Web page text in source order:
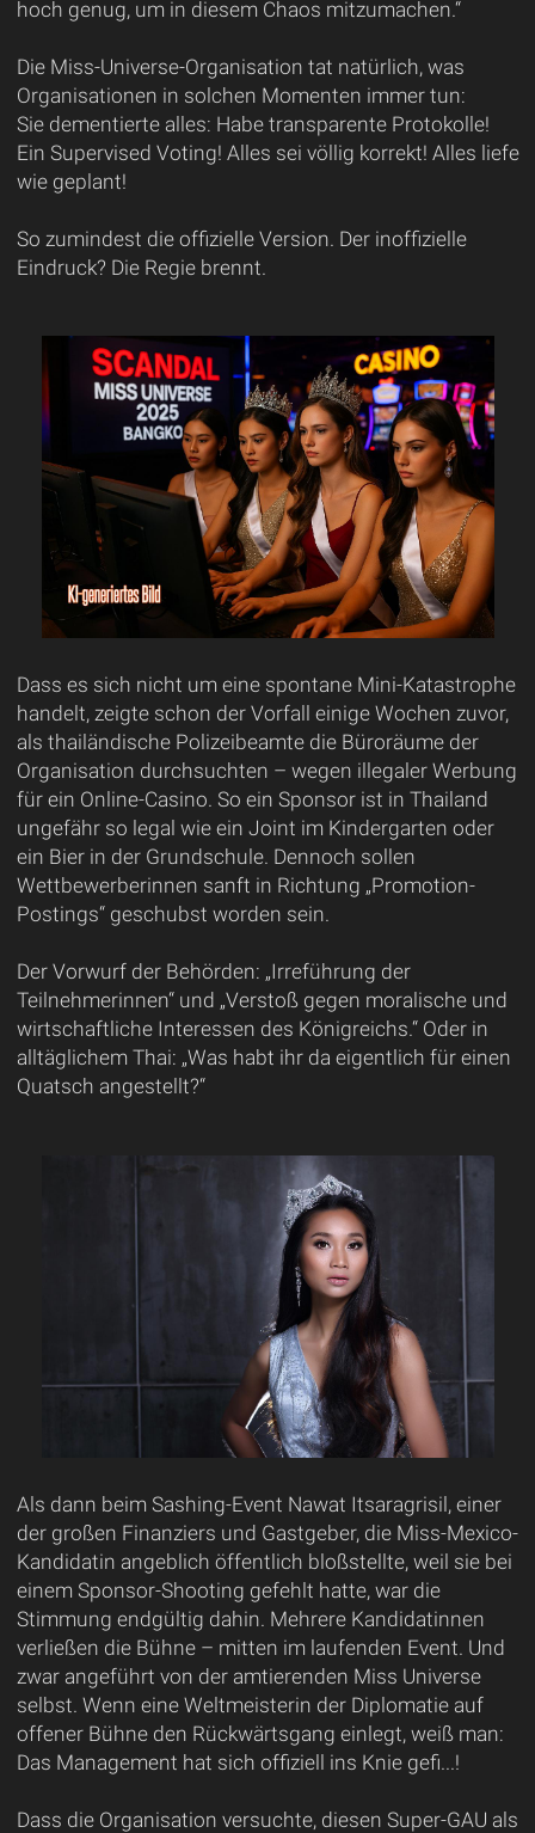
hoch genug, um in diesem Chaos mitzumachen.“
Die Miss-Universe-Organisation tat natürlich, was
Organisationen in solchen Momenten immer tun:
Sie dementierte alles: Habe transparente Protokolle!
Ein Supervised Voting! Alles sei völlig korrekt! Alles liefe
wie geplant!
So zumindest die offizielle Version. Der inoffizielle
Eindruck? Die Regie brennt.
Dass es sich nicht um eine spontane Mini-Katastrophe
handelt, zeigte schon der Vorfall einige Wochen zuvor,
als thailändische Polizeibeamte die Büroräume der
Organisation durchsuchten – wegen illegaler Werbung
für ein Online-Casino. So ein Sponsor ist in Thailand
ungefähr so legal wie ein Joint im Kindergarten oder
ein Bier in der Grundschule. Dennoch sollen
Wettbewerberinnen sanft in Richtung „Promotion-
Postings“ geschubst worden sein.
Der Vorwurf der Behörden: „Irreführung der
Teilnehmerinnen“ und „Verstoß gegen moralische und
wirtschaftliche Interessen des Königreichs.“ Oder in
alltäglichem Thai: „Was habt ihr da eigentlich für einen
Quatsch angestellt?“
Als dann beim Sashing-Event Nawat Itsaragrisil, einer
der großen Finanziers und Gastgeber, die Miss-Mexico-
Kandidatin angeblich öffentlich bloßstellte, weil sie bei
einem Sponsor-Shooting gefehlt hatte, war die
Stimmung endgültig dahin. Mehrere Kandidatinnen
verließen die Bühne – mitten im laufenden Event. Und
zwar angeführt von der amtierenden Miss Universe
selbst. Wenn eine Weltmeisterin der Diplomatie auf
offener Bühne den Rückwärtsgang einlegt, weiß man:
Das Management hat sich offiziell ins Knie gefi...!
Dass die Organisation versuchte, diesen Super-GAU als